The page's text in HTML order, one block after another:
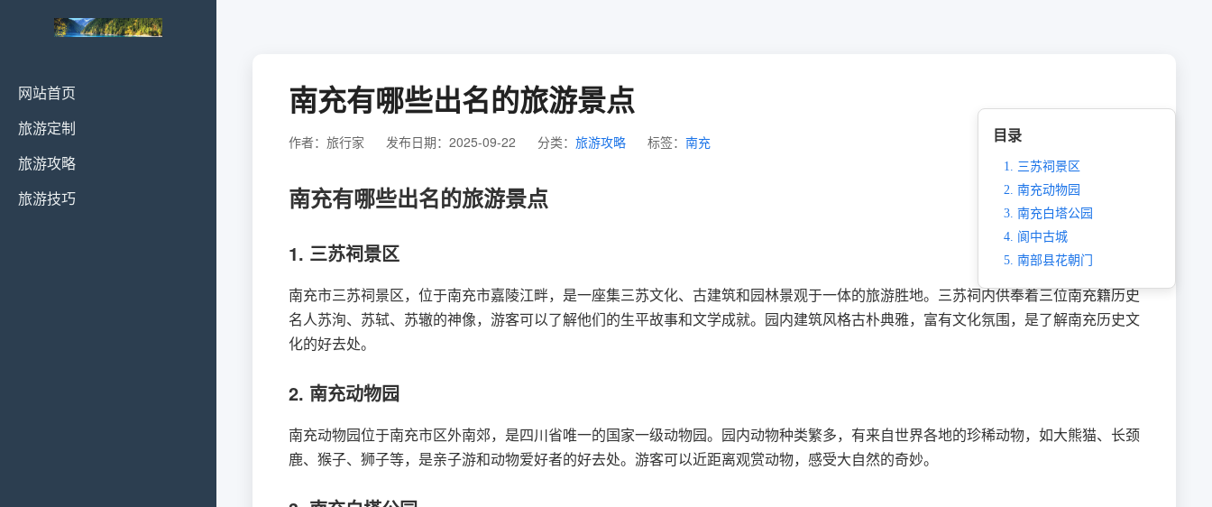
网站首页
旅游定制
旅游攻略
旅游技巧
南充有哪些出名的旅游景点
作者：旅行家 发布日期：2025-09-22 分类： 旅游攻略 标签： 南充
南充有哪些出名的旅游景点
1. 三苏祠景区
南充市三苏祠景区，位于南充市嘉陵江畔，是一座集三苏文化、古建筑和园林景观于一体的旅游胜地。三苏祠内供奉着三位南充籍历史
名人苏洵、苏轼、苏辙的神像，游客可以了解他们的生平故事和文学成就。园内建筑风格古朴典雅，富有文化氛围，是了解南充历史文
化的好去处。
2. 南充动物园
南充动物园位于南充市区外南郊，是四川省唯一的国家一级动物园。园内动物种类繁多，有来自世界各地的珍稀动物，如大熊猫、长颈
鹿、猴子、狮子等，是亲子游和动物爱好者的好去处。游客可以近距离观赏动物，感受大自然的奇妙。
目录
1. 三苏祠景区
2. 南充动物园
3. 南充白塔公园
4. 阆中古城
5. 南部县花朝门